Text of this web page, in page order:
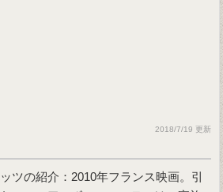
2018/7/19 更新
ツの紹介：2010年フランス映画。引